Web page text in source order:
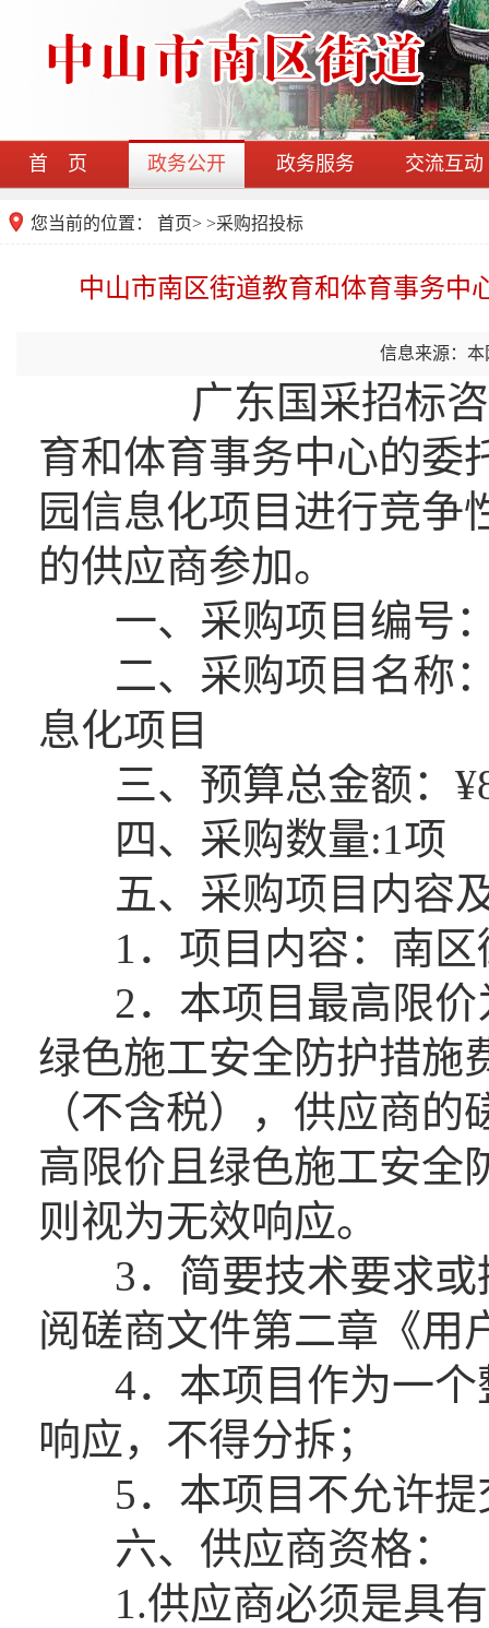
首 页 政务公开 政务服务 交流互动
您当前的位置： 首页> >采购招投标
中山市南区街道教育和体育事务中
信息来源：本
广东国采招标咨询
育和体育事务中心的委
园信息化项目进行竞争
的供应商参加。
一、采购项目编号
二、采购项目名称：
息化项目
三、预算总金额：
四、采购数量:1项
五、采购项目内容
1．项目内容：南区
2．本项目最高限价
绿色施工安全防护措施
（不含税），供应商
高限价且绿色施工安全
则视为无效响应。
3．简要技术要求或
阅磋商文件第二章《用
4．本项目作为一个
响应，不得分拆；
5．本项目不允许提
六、供应商资格：
1.供应商必须是具有